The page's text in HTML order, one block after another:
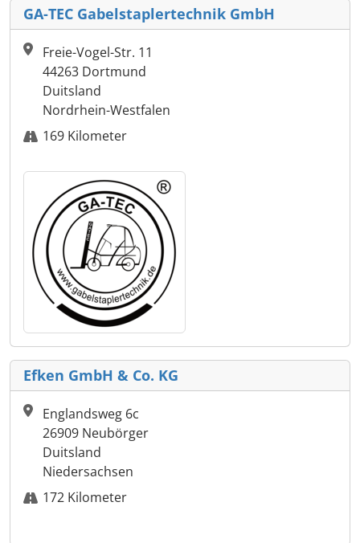
GA-TEC Gabelstaplertechnik GmbH
Freie-Vogel-Str. 11
44263 Dortmund
Duitsland
Nordrhein-Westfalen
169 Kilometer
Efken GmbH & Co. KG
Englandsweg 6c
26909 Neubörger
Duitsland
Niedersachsen
172 Kilometer